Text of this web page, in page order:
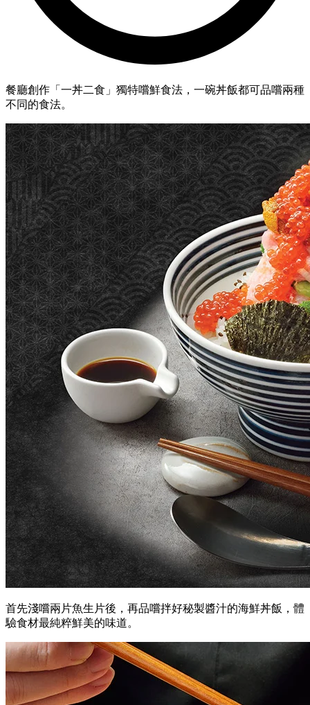
餐廳創作「一丼二食」獨特嚐鮮食法，一碗丼飯都可品嚐兩種
不同的食法。
首先淺嚐兩片魚生片後，再品嚐拌好秘製醬汁的海鮮丼飯，體
驗食材最純粹鮮美的味道。